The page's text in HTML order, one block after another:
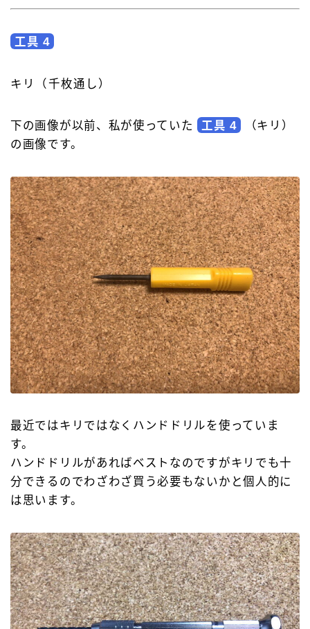
工具 4
キリ（千枚通し）
下の画像が以前、私が使っていた 工具 4
（キリ）
の画像です。
最近ではキリではなくハンドドリルを使っていま
す。
ハンドドリルがあればベストなのですがキリでも十
分できるのでわざわざ買う必要もないかと個人的に
は思います。